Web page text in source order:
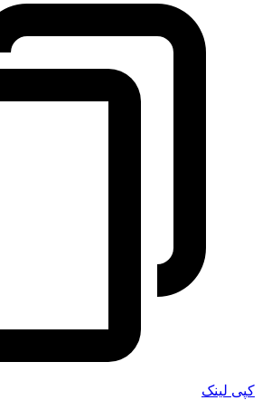
کپی لینک